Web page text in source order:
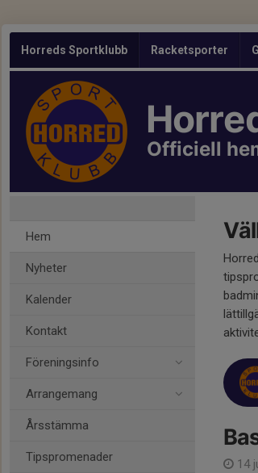
Horreds Sportklubb Racketsporter
Officiell
Hem
Nyheter
Kalender
Kontakt
Föreningsinfo
Arrangemang
Årsstämma
Tipspromenader
14